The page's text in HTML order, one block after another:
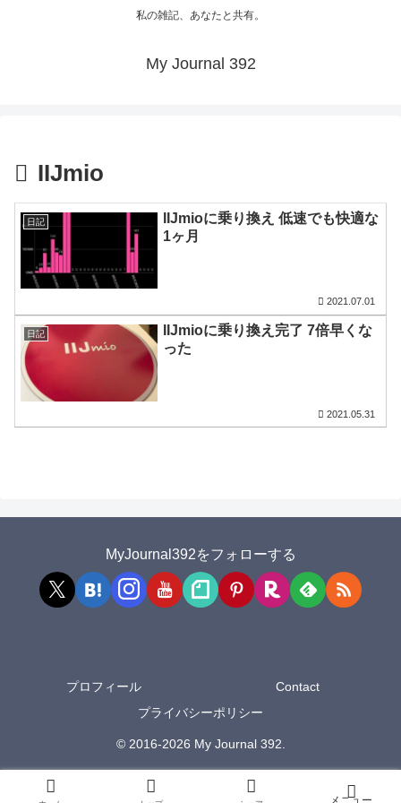
私の雑記、あなたと共有。
My Journal 392
IIJmio
日記
IIJmioに乗り換え 低速でも快適な
1ヶ月
2021.07.01
日記
IIJmioに乗り換え完了 7倍早くな
った
2021.05.31
MyJournal392をフォローする
プロフィール
Contact
プライバシーポリシー
© 2016-2026 My Journal 392.